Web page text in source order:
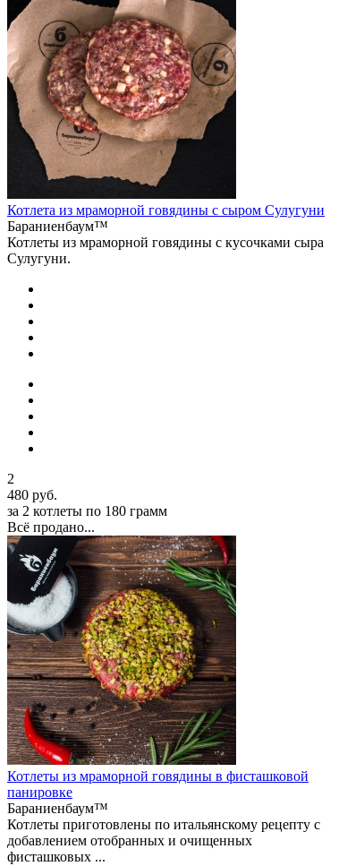
Котлета из мраморной говядины с сыром Сулугуни
Бараниенбаум™
Котлеты из мраморной говядины с кусочками сыра
Сулугуни.
2
480 руб.
за 2 котлеты по 180 грамм
Всё продано...
Котлеты из мраморной говядины в фисташковой
панировке
Бараниенбаум™
​Котлеты приготовлены по итальянскому рецепту с
добавлением отобранных и очищенных
фисташковых ...